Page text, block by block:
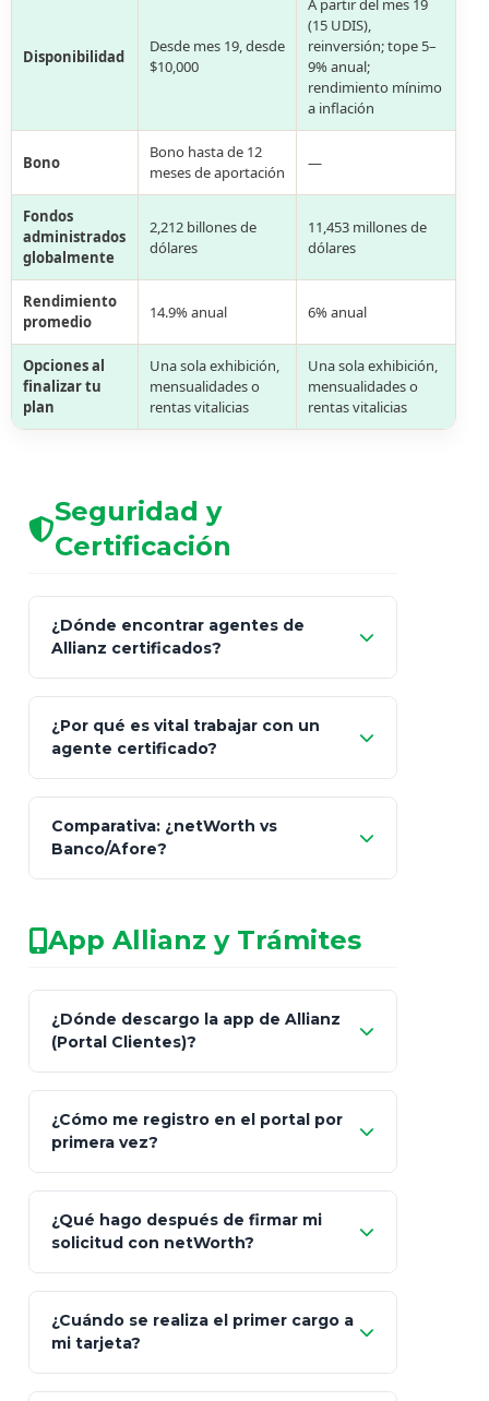
Disponibilidad
Desde mes 19, desde
$10,000
A partir del mes 19
(15 UDIS),
reinversión; tope 5–
9% anual;
rendimiento mínimo
a inflación
Bono
Bono hasta de 12
meses de aportación
—
Fondos
administrados
globalmente
2,212 billones de
dólares
11,453 millones de
dólares
Rendimiento
promedio
14.9% anual 6% anual
Opciones al
finalizar tu
plan
Una sola exhibición,
mensualidades o
rentas vitalicias
Una sola exhibición,
mensualidades o
rentas vitalicias
Seguridad y
Certificación
¿Dónde encontrar agentes de
Allianz certificados?
Seguros y Fianzas (CNSF)
netWorth
patrimonio con asesores informales en
redes sociales.
¿Por qué es vital trabajar con un
agente certificado?
consultor técnico
legalmente facultado
Comparativa: ¿netWorth vs
Banco/Afore?
Característica netWorth (Certificado)
Fiscalidad Estrategia Art. 151 / 93
App Allianz y Trámites
¿Dónde descargo la app de Allianz
(Portal Clientes)?
Client"
App Store (iOS) Google Play
¿Cómo me registro en el portal por
primera vez?
Bienvenida
"¿Aún no tienes cuenta?
Regístrate"
¿Qué hago después de firmar mi
solicitud con netWorth?
¿Cuándo se realiza el primer cargo a
mi tarjeta?